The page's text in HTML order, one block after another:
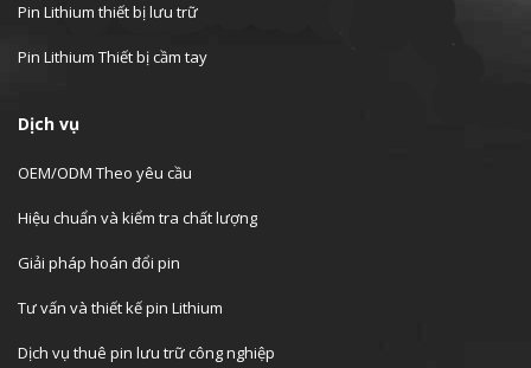
Pin Lithium thiết bị lưu trữ
Pin Lithium Thiết bị cầm tay
Dịch vụ
OEM/ODM Theo yêu cầu
Hiệu chuẩn và kiểm tra chất lượng
Giải pháp hoán đổi pin
Tư vấn và thiết kế pin Lithium
Dịch vụ thuê pin lưu trữ công nghiệp